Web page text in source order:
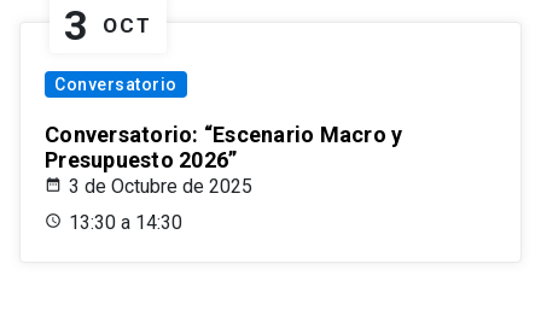
3 OCT
Conversatorio
Conversatorio: “Escenario Macro y
Presupuesto 2026”
3 de Octubre de 2025
13:30 a 14:30